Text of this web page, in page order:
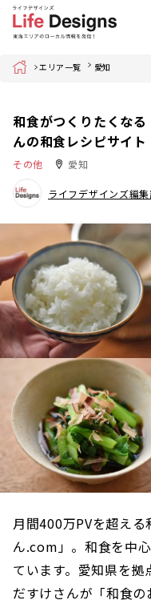
Home エリア一覧 愛知
和食がつくりたくな
んの和食レシピサイト
その他 愛知
ライフデザインズ編
月間400万PVを超え
ん.com」。和食を中
ています。愛知県を
だすけさんが「和食